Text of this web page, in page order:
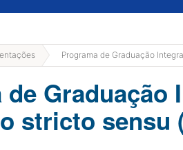
»
Programa de Graduação
Graduação
stricto sensu